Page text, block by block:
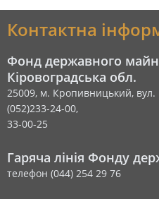
Контактна
Фонд державного
Кіровоградська обл.
25009, м. Кропивницький, вул.
(052)233-24-00,
33-00-25
Гаряча лінія Фонду
телефон (044) 254 29 76